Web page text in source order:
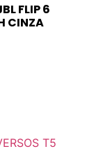
FLIP 6
CINZA